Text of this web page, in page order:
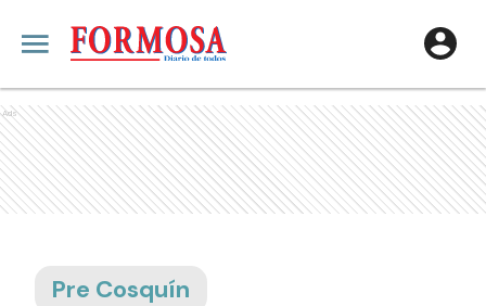
Ads
Pre Cosquín